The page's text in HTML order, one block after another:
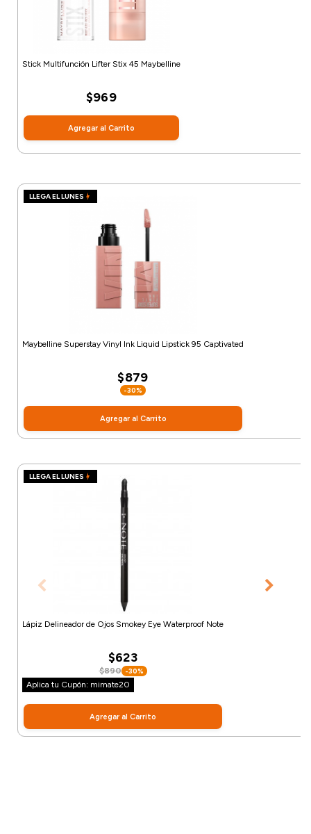
Stick Multifunción Lifter Stix 45 Maybelline
$969
Agregar al Carrito
LLEGA EL LUNES
Maybelline Superstay Vinyl Ink Liquid Lipstick 95 Captivated
$879
-30%
Agregar al Carrito
LLEGA EL LUNES
Lápiz Delineador de Ojos Smokey Eye Waterproof Note
$623
$890 -30%
Aplica tu Cupón: mimate20
Agregar al Carrito